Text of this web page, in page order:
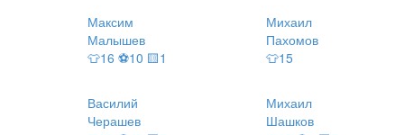
Максим
Малышев
👕16 ⚽10 🟨1
Михаил
Пахомов
👕15
Василий
Черашев
Михаил
Шашков